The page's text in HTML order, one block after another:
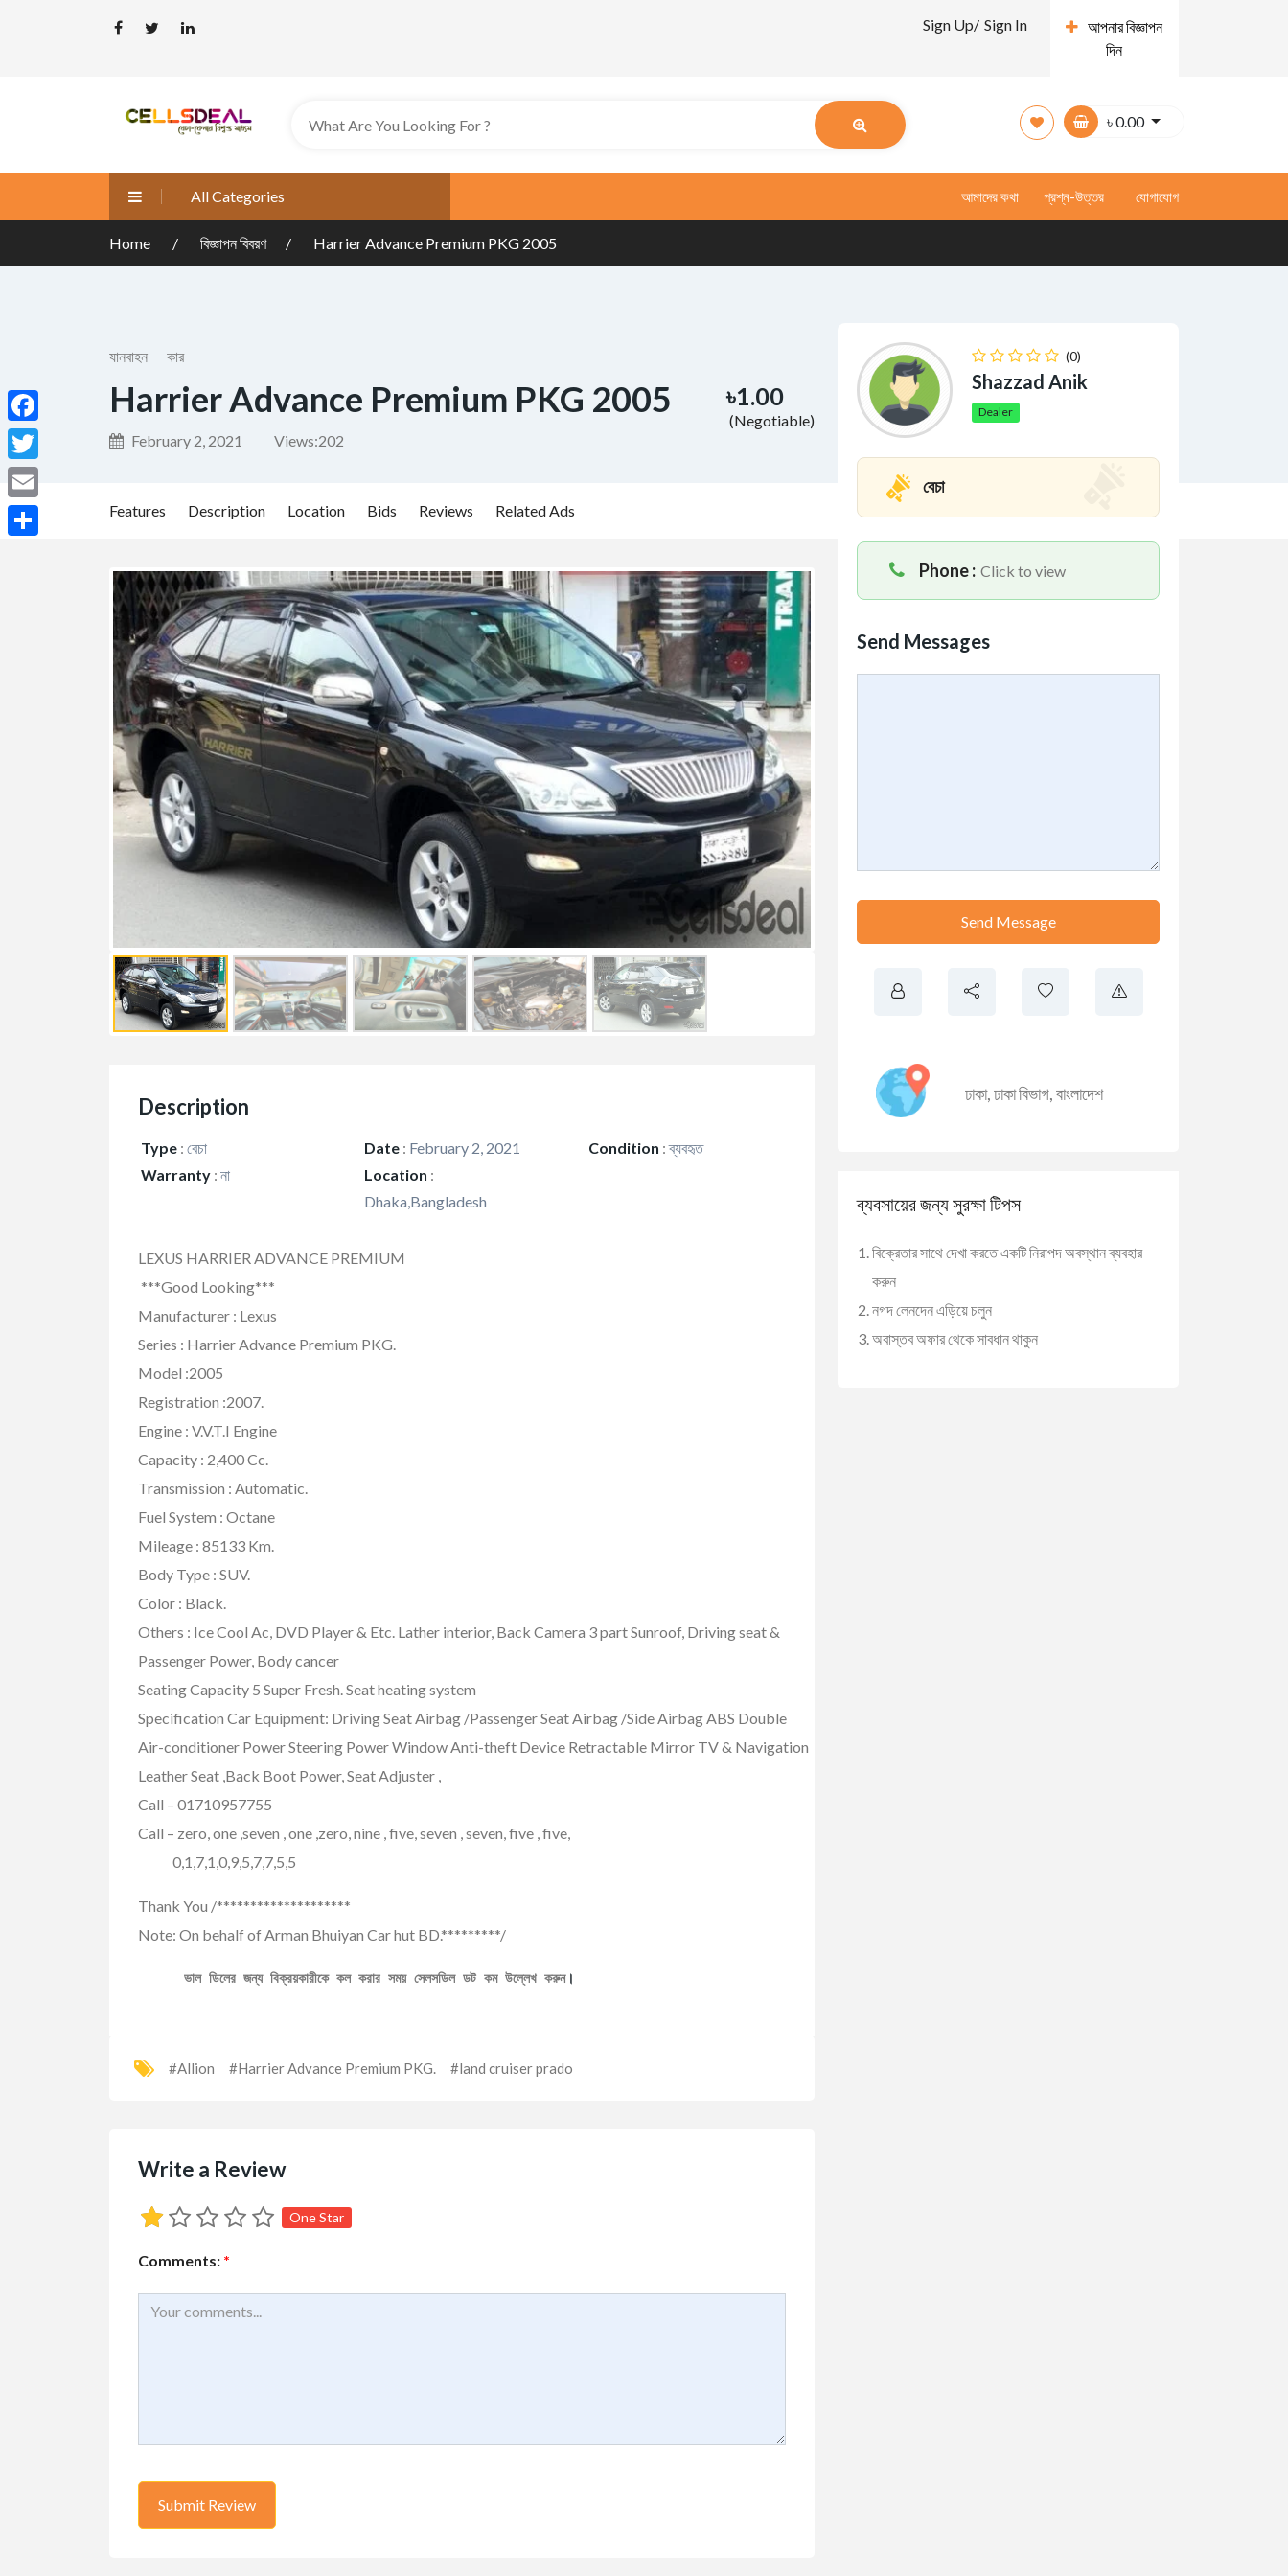
Sign Up/ Sign In
আপনার বিজ্ঞাপন
দিন
৳0.00
All Categories আমাদের কথা প্রশ্ন-উত্তর যোগাযোগ
Home বিজ্ঞাপন বিবরণ Harrier Advance Premium PKG 2005
যানবাহন কার
Harrier Advance Premium PKG 2005
February 2, 2021 Views:202
৳1.00
(Negotiable)
Features Description Location Bids Reviews Related Ads
Description
Type : বেচা Date : February 2, 2021 Condition :ব্যবহৃত
Warranty : না Location :
Dhaka,Bangladesh
LEXUS HARRIER ADVANCE PREMIUM
***Good Looking***
Manufacturer : Lexus
Series : Harrier Advance Premium PKG.
Model :2005
Registration :2007.
Engine : V.V.T.I Engine
Capacity : 2,400 Cc.
Transmission : Automatic.
Fuel System : Octane
Mileage : 85133 Km.
Body Type : SUV.
Color : Black.
Others : Ice Cool Ac, DVD Player & Etc. Lather interior, Back Camera 3 part Sunroof, Driving seat &
Passenger Power, Body cancer
Seating Capacity 5 Super Fresh. Seat heating system
Specification Car Equipment: Driving Seat Airbag /Passenger Seat Airbag /Side Airbag ABS Double
Air-conditioner Power Steering Power Window Anti-theft Device Retractable Mirror TV & Navigation
Leather Seat ,Back Boot Power, Seat Adjuster ,
Call – 01710957755
Call – zero, one ,seven , one ,zero, nine , five, seven , seven, five , five,
0,1,7,1,0,9,5,7,7,5,5
Thank You /********************
Note: On behalf of Arman Bhuiyan Car hut BD.*********/
ভাল ডিলের জন্য বিক্রয়কারীকে কল করার সময় সেলসডিল ডট কম উল্লেখ করুন।
#Allion #Harrier Advance Premium PKG. #land cruiser prado
Write a Review
One Star
Comments: *
(0)
Shazzad Anik
Dealer
বেচা
Phone : Click to view
Send Messages
Send Message
ঢাকা,ঢাকা বিভাগ,বাংলাদেশ
ব্যবসায়ের জন্য সুরক্ষা টিপস
বিক্রেতার সাথে দেখা করতে একটি নিরাপদ অবস্থান ব্যবহার
করুন
নগদ লেনদেন এড়িয়ে চলুন
অবাস্তব অফার থেকে সাবধান থাকুন
Facebook
Twitter
Email